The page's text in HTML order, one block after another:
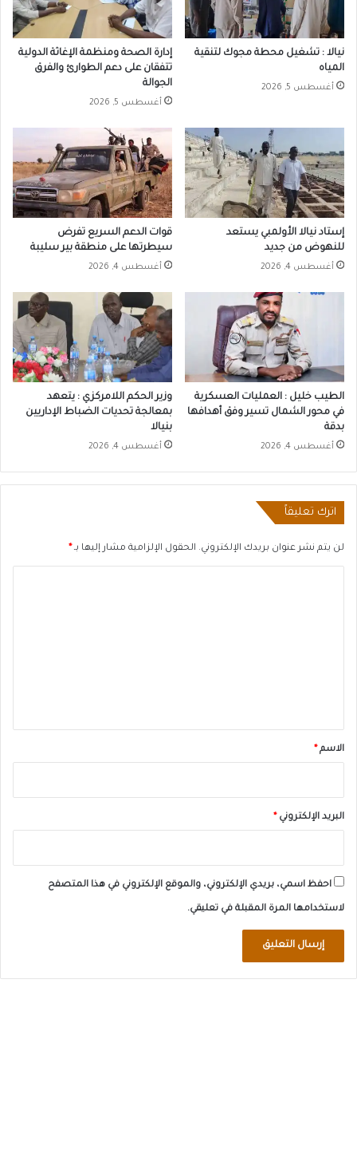
نيالا : تشغيل محطة مجوك لتنقية
المياه
أغسطس 5, 2026
إدارة الصحة ومنظمة الإغاثة الدولية
تتفقان على دعم الطوارئ والفرق
الجوالة
أغسطس 5, 2026
إستاد نيالا الأولمبي يستعد
للنهوض من جديد
أغسطس 4, 2026
قوات الدعم السريع تفرض
سيطرتها على منطقة بير سليبة
أغسطس 4, 2026
الطيب خليل : العمليات العسكرية
في محور الشمال تسير وفق أهدافها
بدقة
أغسطس 4, 2026
وزير الحكم اللامركزي : يتعهد
بمعالجة تحديات الضباط الإداريين
بنيالا
أغسطس 4, 2026
اترك تعليقاً
لن يتم نشر عنوان بريدك الإلكتروني. الحقول الإلزامية مشار إليها بـ *
*الاسم *
البريد الإلكتروني *
احفظ اسمي، بريدي الإلكتروني، والموقع الإلكتروني في هذا المتصفح
لاستخدامها المرة المقبلة في تعليقي.